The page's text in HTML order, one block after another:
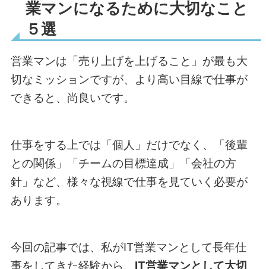
業マンになるために大切なこと
５選
営業マンは「売り上げを上げること」が最も大
切なミッションですが、より高い目線で仕事が
できると、尚良いです。
仕事をする上では「個人」だけでなく、「後輩
との関係」「チームの目標達成」「会社の方
針」など、様々な視線で仕事を見ていく必要が
あります。
今回の記事では、私がIT営業マンとして長年仕
事をしてきた経験から、 IT営業マンとして大切